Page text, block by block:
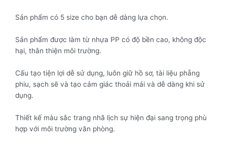
Sản phẩm có 5 size cho bạn dễ dàng lựa chọn.
Sản phẩm được làm từ nhựa PP có độ bền cao, không độc
hại, thân thiện môi trường.
Cấu tạo tiện lợi dễ sử dụng, luôn giữ hồ sơ, tài liệu phẵng
phiu, sạch sẽ và tạo cảm giác thoải mái và dễ dàng khi sử
dụng.
Thiết kế màu sắc trang nhã lịch sự hiện đại sang trọng phù
hợp với môi trường văn phòng.